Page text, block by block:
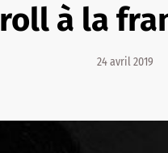
roll à la
24 avril 2019